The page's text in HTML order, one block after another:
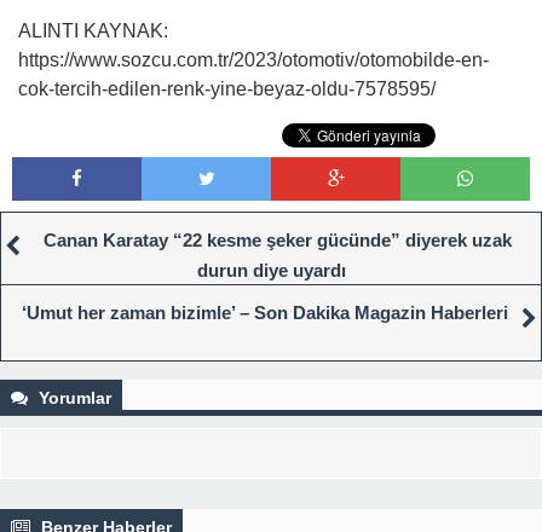
ALINTI KAYNAK:
https://www.sozcu.com.tr/2023/otomotiv/otomobilde-en-
cok-tercih-edilen-renk-yine-beyaz-oldu-7578595/
Canan Karatay “22 kesme şeker gücünde” diyerek uzak
durun diye uyardı
‘Umut her zaman bizimle’ – Son Dakika Magazin Haberleri
Yorumlar
Benzer Haberler